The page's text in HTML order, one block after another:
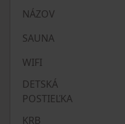
NÁZOV
SAUNA
WIFI
DETSKÁ
POSTIEĽKA
KRB